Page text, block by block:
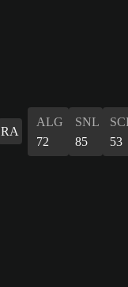
RA
ALG
72
SNL
85
53